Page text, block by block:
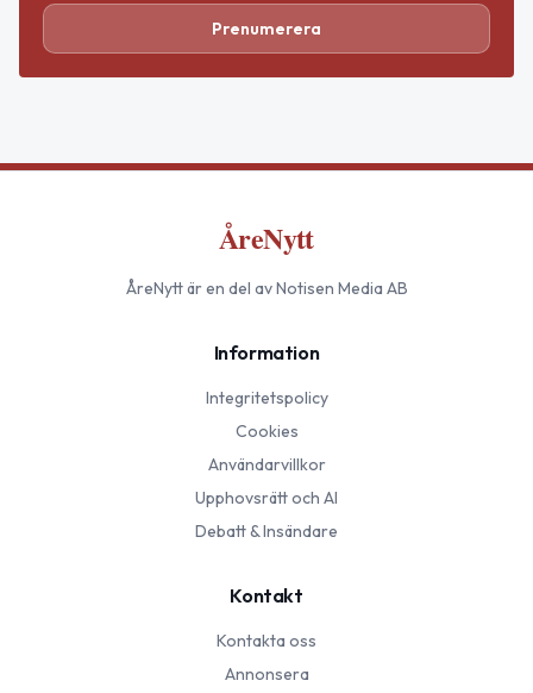
Prenumerera
ÅreNytt
ÅreNyttär en del av Notisen Media AB
Information
Integritetspolicy
Cookies
Användarvillkor
Upphovsrätt och AI
Debatt & Insändare
Kontakt
Kontakta oss
Annonsera